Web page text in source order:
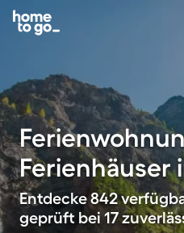
Ferienhäuser
Entdecke 842
geprüft bei 17